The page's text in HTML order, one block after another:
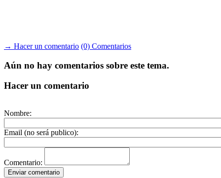
→ Hacer un comentario (0) Comentarios
Aún no hay comentarios sobre este tema.
Hacer un comentario
Nombre:
Email (no será publico):
Comentario: